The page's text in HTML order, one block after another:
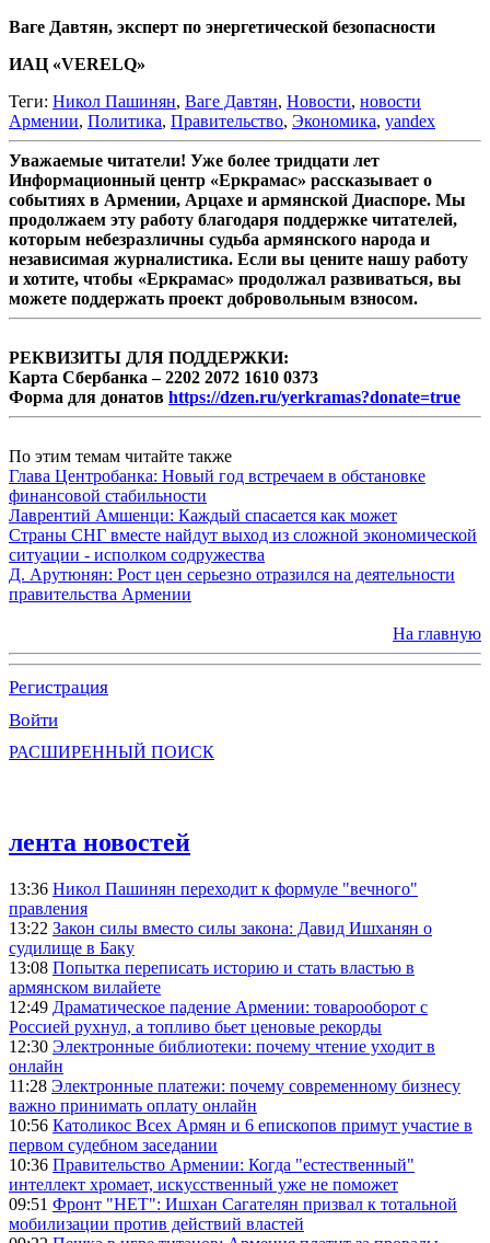
Ваге Давтян, эксперт по энергетической безопасности
ИАЦ «VERELQ»
Теги: Никол Пашинян, Ваге Давтян, Новости, новости
Армении, Политика, Правительство, Экономика, yandex
Уважаемые читатели! Уже более тридцати лет
Информационный центр «Еркрамас» рассказывает о
событиях в Армении, Арцахе и армянской Диаспоре. Мы
продолжаем эту работу благодаря поддержке читателей,
которым небезразличны судьба армянского народа и
независимая журналистика. Если вы цените нашу работу
и хотите, чтобы «Еркрамас» продолжал развиваться, вы
можете поддержать проект добровольным взносом.
РЕКВИЗИТЫ ДЛЯ ПОДДЕРЖКИ:
Карта Сбербанка – 2202 2072 1610 0373
Форма для донатов https://dzen.ru/yerkramas?donate=true
По этим темам читайте также
Глава Центробанка: Новый год встречаем в обстановке
финансовой стабильности
Лаврентий Амшенци: Каждый спасается как может
Страны СНГ вместе найдут выход из сложной экономической
ситуации - исполком содружества
Д. Арутюнян: Рост цен серьезно отразился на деятельности
правительства Армении
На главную
Регистрация
Войти
РАСШИРЕННЫЙ ПОИСК
лента новостей
13:36 Никол Пашинян переходит к формуле "вечного"
правления
13:22 Закон силы вместо силы закона: Давид Ишханян о
судилище в Баку
13:08 Попытка переписать историю и стать властью в
армянском вилайете
12:49 Драматическое падение Армении: товарооборот с
Россией рухнул, а топливо бьет ценовые рекорды
12:30 Электронные библиотеки: почему чтение уходит в
онлайн
11:28 Электронные платежи: почему современному бизнесу
важно принимать оплату онлайн
10:56 Католикос Всех Армян и 6 епископов примут участие в
первом судебном заседании
10:36 Правительство Армении: Когда "естественный"
интеллект хромает, искусственный уже не поможет
09:51 Фронт "НЕТ": Ишхан Сагателян призвал к тотальной
мобилизации против действий властей